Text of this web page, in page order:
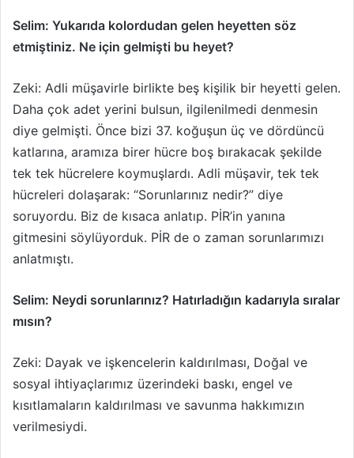
Selim: Yukarıda kolordudan gelen heyetten söz
etmiştiniz. Ne için gelmişti bu heyet?
Zeki: Adli müşavirle birlikte beş kişilik bir heyetti gelen.
Daha çok adet yerini bulsun, ilgilenilmedi denmesin
diye gelmişti. Önce bizi 37. koğuşun üç ve dördüncü
katlarına, aramıza birer hücre boş bırakacak şekilde
tek tek hücrelere koymuşlardı. Adli müşavir, tek tek
hücreleri dolaşarak: “Sorunlarınız nedir?” diye
soruyordu. Biz de kısaca anlatıp. PİR’in yanına
gitmesini söylüyorduk. PİR de o zaman sorunlarımızı
anlatmıştı.
Selim: Neydi sorunlarınız? Hatırladığın kadarıyla sıralar
mısın?
Zeki: Dayak ve işkencelerin kaldırılması, Doğal ve
sosyal ihtiyaçlarımız üzerindeki baskı, engel ve
kısıtlamaların kaldırılması ve savunma hakkımızın
verilmesiydi.